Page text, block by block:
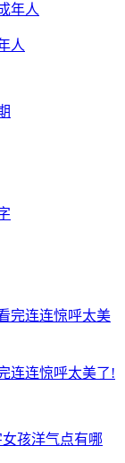
人
连连惊呼太美了!